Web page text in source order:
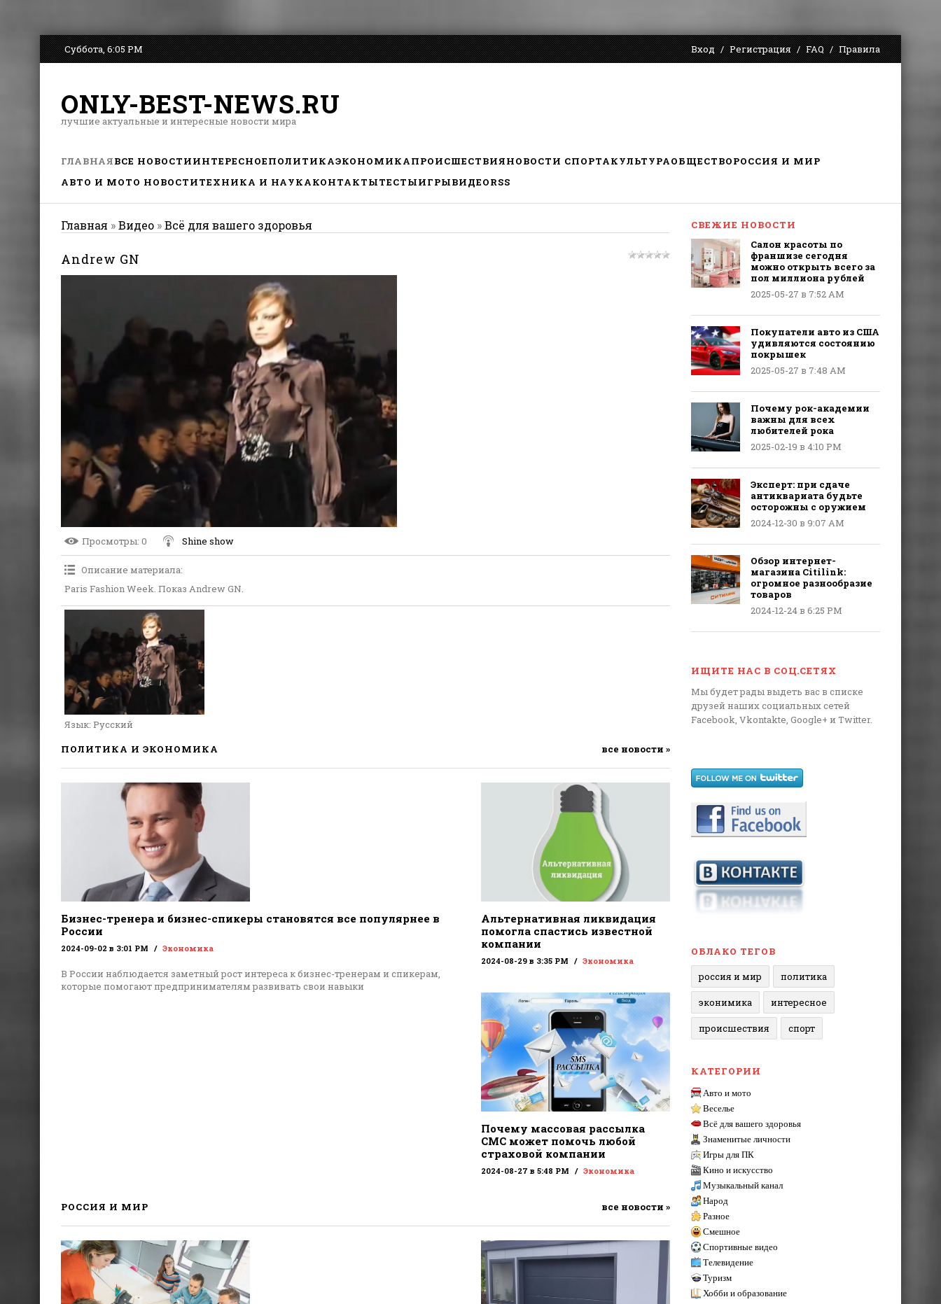
Суббота, 6:05 PM Вход Регистрация FAQ Правила
ONLY-BEST-NEWS.RU
лучшие актуальные и интересные новости мира
ГЛАВНАЯВСЕ НОВОСТИИНТЕРЕСНОЕПОЛИТИКАЭКОНОМИКАПРОИСШЕСТВИЯНОВОСТИ СПОРТАКУЛЬТУРАОБЩЕСТВОРОССИЯ И МИР
АВТО И МОТО НОВОСТИТЕХНИКА И НАУКАКОНТАКТЫТЕСТЫИГРЫВИДЕОRSS
Главная »Видео »Всё для вашего здоровья
Andrew GN
Просмотры: 0 Shine show
Описание материала:
Paris Fashion Week. Показ Andrew GN.
Язык: Русский
ПОЛИТИКА И ЭКОНОМИКА
все новости »
Бизнес-тренера и бизнес-спикеры становятся все популярнее в
России
2024-09-02 в 3:01 PM Экономика
В России наблюдается заметный рост интереса к бизнес-тренерам и спикерам,
которые помогают предпринимателям развивать свои навыки
Альтернативная ликвидация
помогла спастись известной
компании
2024-08-29 в 3:35 PM Экономика
Почему массовая рассылка
СМС может помочь любой
страховой компании
2024-08-27 в 5:48 PM Экономика
РОССИЯ И МИР все новости »
СВЕЖИЕ НОВОСТИ
Салон красоты по
франшизе сегодня
можно открыть всего за
пол миллиона рублей
2025-05-27 в 7:52 AM
Покупатели авто из США
удивляются состоянию
покрышек
2025-05-27 в 7:48 AM
Почему рок-академии
важны для всех
любителей рока
2025-02-19 в 4:10 PM
Эксперт: при сдаче
антиквариата будьте
осторожны с оружием
2024-12-30 в 9:07 AM
Обзор интернет-
магазина Citilink:
огромное разнообразие
товаров
2024-12-24 в 6:25 PM
ИЩИТЕ НАС В СОЦ.СЕТЯХ
Мы будет рады выдеть вас в списке
друзей наших социальных сетей
Facebook, Vkontakte, Google+ и Twitter.
ОБЛАКО ТЕГОВ
россия и мир
политика
эконимика интересное
происшествия спорт
КАТЕГОРИИ
Авто и мото
Веселье
Всё для вашего здоровья
Знаменитые личности
Игры для ПК
Кино и искусство
Музыкальный канал
Народ
Разное
Смешное
Спортивные видео
Телевидение
Туризм
Хобби и образование